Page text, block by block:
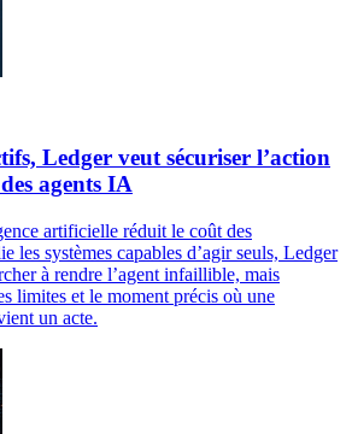
Ledger veut sécuriser l’action
agents IA
artificielle réduit le coût des
les systèmes capables d’agir seuls, Ledger
à rendre l’agent infaillible, mais
limites et le moment précis où une
un acte.